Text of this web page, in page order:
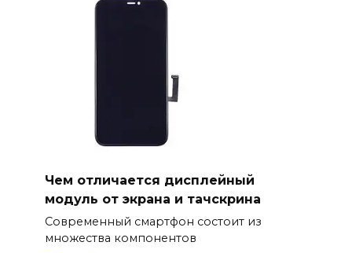
Чем отличается дисплейный
модуль от экрана и тачскрина
Современный смартфон состоит из
множества компонентов